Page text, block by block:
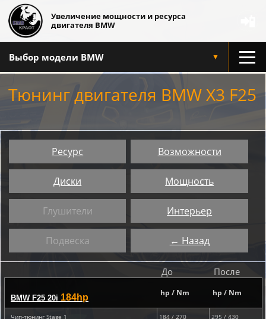
Увеличение мощности и ресурса
двигателя BMW
Выбор модели BMW ▼
Тюнинг двигателя BMW X3 F25
Ресурс Возможности
Диски Мощность
Глушители Интерьер
Подвеска ← Назад
До После
BMW F25 20i 184hp hp / Nm hp / Nm
Чип-тюнинг Stage 1 184 / 270 295 / 430